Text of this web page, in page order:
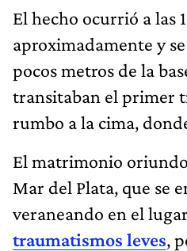
El hecho ocurrió a las
aproximadamente y
pocos metros de la
transitaban el primer
rumbo a la cima,
El matrimonio
Mar del Plata, que se
veraneando en el
traumatismos leves,